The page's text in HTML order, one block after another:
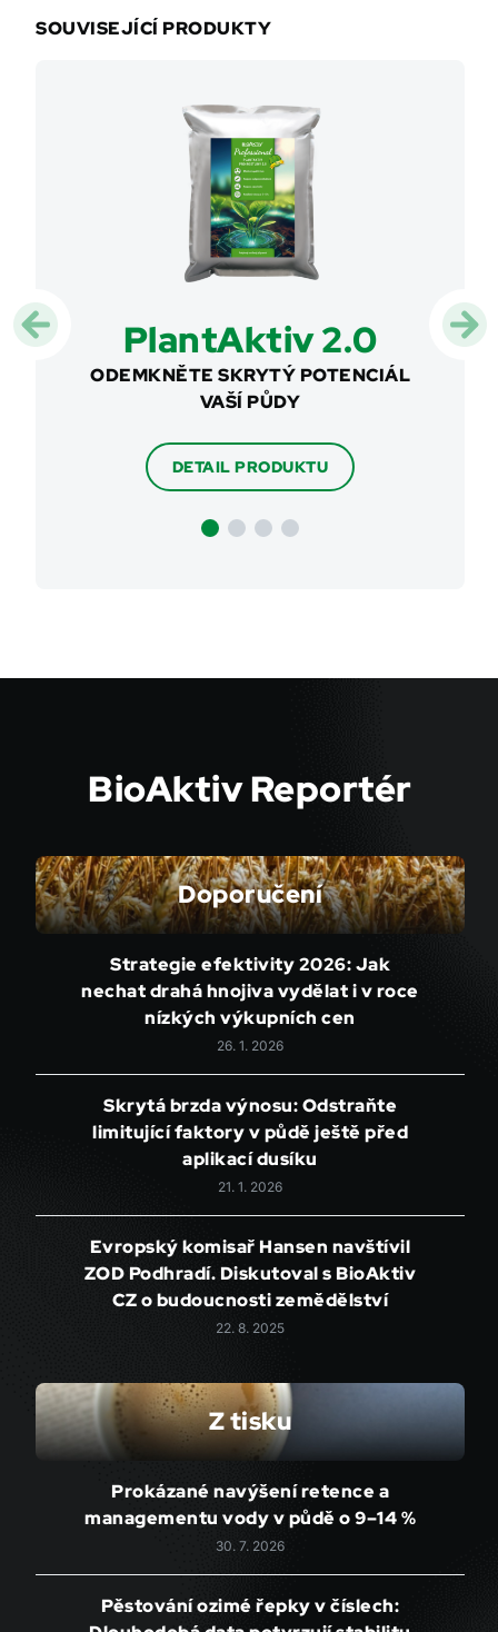
SOUVISEJÍCÍ PRODUKTY
PlantAktiv 2.0
ODEMKNĚTE SKRYTÝ POTENCIÁL
VAŠÍ PŮDY
DETAIL PRODUKTU
BioAktiv Reportér
Doporučení
Strategie efektivity 2026: Jak
nechat drahá hnojiva vydělat i v roce
nízkých výkupních cen
26. 1. 2026
Skrytá brzda výnosu: Odstraňte
limitující faktory v půdě ještě před
aplikací dusíku
21. 1. 2026
Evropský komisař Hansen navštívil
ZOD Podhradí. Diskutoval s BioAktiv
CZ o budoucnosti zemědělství
22. 8. 2025
Z tisku
Prokázané navýšení retence a
managementu vody v půdě o 9–14 %
30. 7. 2026
Pěstování ozimé řepky v číslech: